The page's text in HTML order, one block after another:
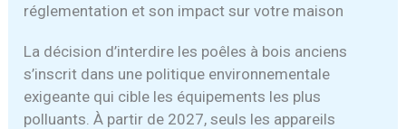
réglementation et son impact sur votre maison
La décision d’interdire les poêles à bois anciens
s’inscrit dans une politique environnementale
exigeante qui cible les équipements les plus
polluants. À partir de 2027, seuls les appareils